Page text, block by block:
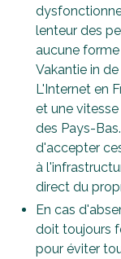
lenteur des
aucune
Vakantie in
L'Internet en
et une
des Pays-
d'accepter
à
direct du
En cas
doit toujours
pour éviter